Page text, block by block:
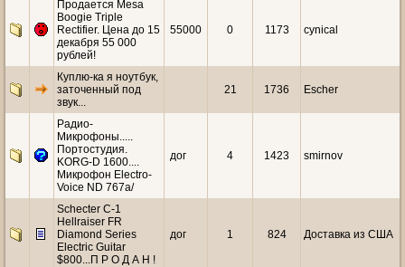
Продается Mesa
Boogie Triple
Rectifier. Цена до 15
декабря 55 000
рублей!
55000 0 1173 cynical
Куплю-ка я ноутбук,
заточенный под
звук...
21 1736 Escher
Радио-
Микрофоны.....
Портостудия.
KORG-D 1600....
Микрофон Electro-
Voice ND 767a/
дог 4 1423 smirnov
Schecter C-1
Hellraiser FR
Diamond Series
Electric Guitar
$800...П Р О Д А Н !
дог 1 824 Доставка из США